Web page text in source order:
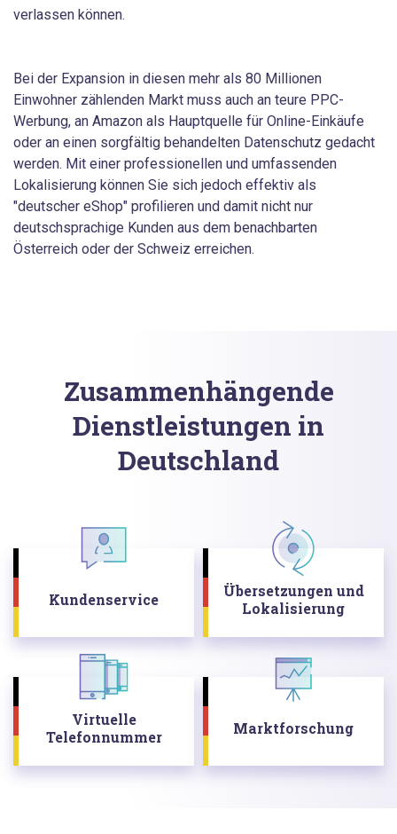
verlassen können.
Bei der Expansion in diesen mehr als 80 Millionen
Einwohner zählenden Markt muss auch an teure PPC-
Werbung, an Amazon als Hauptquelle für Online-Einkäufe
oder an einen sorgfältig behandelten Datenschutz gedacht
werden. Mit einer professionellen und umfassenden
Lokalisierung können Sie sich jedoch effektiv als
"deutscher eShop" profilieren und damit nicht nur
deutschsprachige Kunden aus dem benachbarten
Österreich oder der Schweiz erreichen.
Zusammenhängende
Dienstleistungen in
Deutschland
Kundenservice
Übersetzungen und
Lokalisierung
Virtuelle
Telefonnummer
Marktforschung